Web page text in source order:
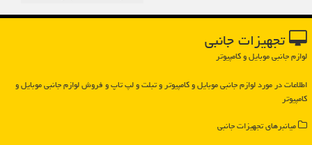
تجهیزات جانبی
لوازم جانبی موبایل و کامپیوتر
اطلاعات در مورد لوازم جانبی موبایل و كامپیوتر و تبلت و لپ تاپ و فروش لوازم جانبی موبایل و
كامپیوتر
میانبرهای تجهیزات جانبی